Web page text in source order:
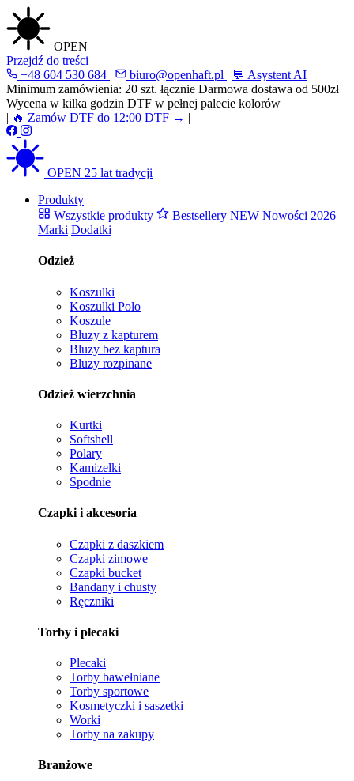
OPEN
Przejdź do treści
+48 604 530 684 | biuro@openhaft.pl | 💬 Asystent AI
Minimum zamówienia: 20 szt. łącznie Darmowa dostawa od 500zł
Wycena w kilka godzin DTF w pełnej palecie kolorów
| 🔥 Zamów DTF do 12:00 DTF → |
OPEN 25 lat tradycji
Produkty
Wszystkie produkty
Bestsellery NEW Nowości 2026
Marki Dodatki
Odzież
Koszulki
Koszulki Polo
Koszule
Bluzy z kapturem
Bluzy bez kaptura
Bluzy rozpinane
Odzież wierzchnia
Kurtki
Softshell
Polary
Kamizelki
Spodnie
Czapki i akcesoria
Czapki z daszkiem
Czapki zimowe
Czapki bucket
Bandany i chusty
Ręczniki
Torby i plecaki
Plecaki
Torby bawełniane
Torby sportowe
Kosmetyczki i saszetki
Worki
Torby na zakupy
Branżowe